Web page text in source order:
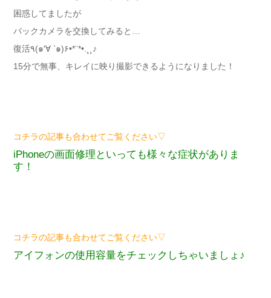
困惑してましたが
バックカメラを交換してみると…
復活٩(๑′∀ ‵๑)۶•*¨*•.¸¸♪
15分で無事、キレイに映り撮影できるようになりました！
コチラの記事も合わせてご覧ください▽
iPhoneの画面修理といっても様々な症状がありま
す！
コチラの記事も合わせてご覧ください▽
アイフォンの使用容量をチェックしちゃいましょ♪